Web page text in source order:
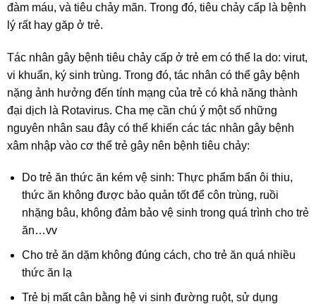
đàm máu, và tiêu chảy mãn. Trong đó, tiêu chảy cấp là bệnh
lý rất hay găp ở trẻ.
Tác nhân gây bệnh tiêu chảy cấp ở trẻ em có thể la do: virut,
vi khuẩn, ký sinh trùng. Trong đó, tác nhân có thể gây bệnh
nặng ảnh hưởng đến tính mạng của trẻ có khả năng thành
đại dịch là Rotavirus. Cha mẹ cần chú ý một số những
nguyên nhân sau đây có thể khiến các tác nhân gây bệnh
xâm nhập vào cơ thể trẻ gây nên bệnh tiêu chảy:
Do trẻ ăn thức ăn kém vệ sinh: Thực phẩm bẩn ôi thiu,
thức ăn không được bảo quản tốt để côn trùng, ruồi
nhặng bâu, không đảm bảo vệ sinh trong quá trình cho trẻ
ăn…vv
Cho trẻ ăn dặm không đúng cách, cho trẻ ăn quá nhiều
thức ăn lạ
Trẻ bị mất cân bằng hệ vi sinh đường ruột, sử dụng